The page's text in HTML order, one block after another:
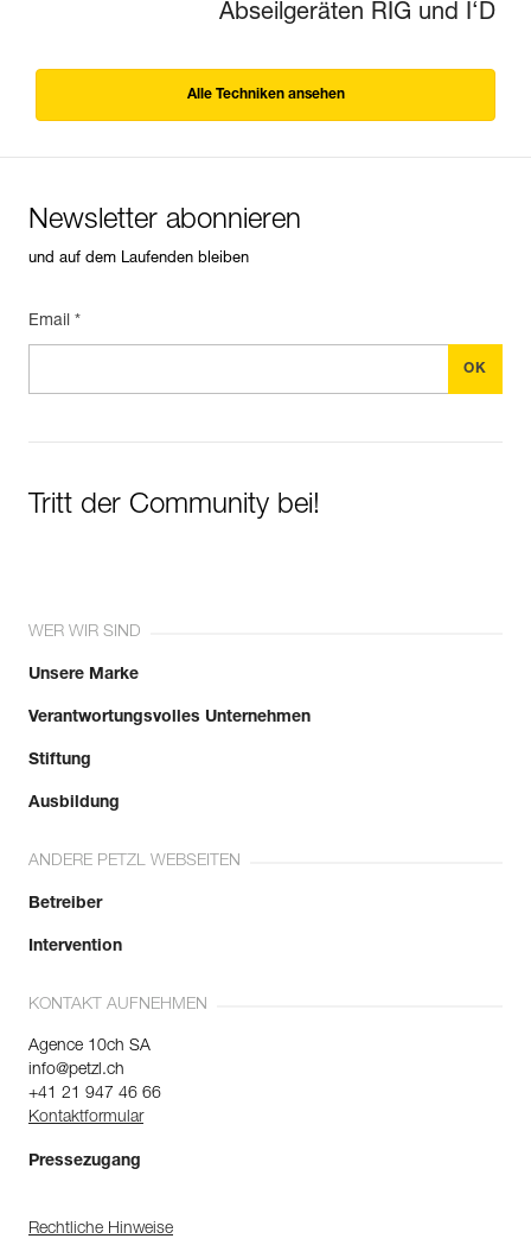
Abseilgeräten RIG und I‘D
Alle Techniken ansehen
Newsletter abonnieren
und auf dem Laufenden bleiben
Email *
Tritt der Community bei!
WER WIR SIND
Unsere Marke
Verantwortungsvolles Unternehmen
Stiftung
Ausbildung
ANDERE PETZL WEBSEITEN
Betreiber
Intervention
KONTAKT AUFNEHMEN
Agence 10ch SA
info@petzl.ch
+41 21 947 46 66
Kontaktformular
Pressezugang
Rechtliche Hinweise